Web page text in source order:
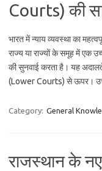
Courts) की
भारत में न्याय व्यवस्था का
राज्य या राज्यों के समूह में एक
की सुनवाई करता है। यह
(Lower Courts) से ऊपर।
Category: General
राजस्थान के